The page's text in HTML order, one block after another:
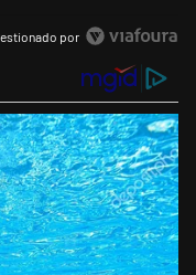
por